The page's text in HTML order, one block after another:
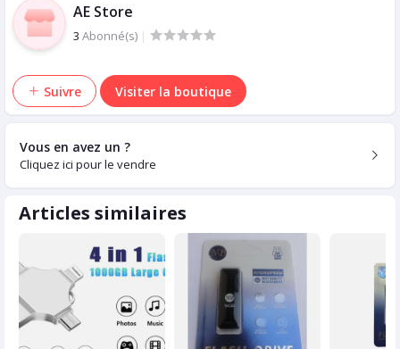
AE Store
3 Abonné(s) |
Suivre Visiter la boutique
Vous en avez un ?
Cliquez ici pour le vendre
Articles similaires